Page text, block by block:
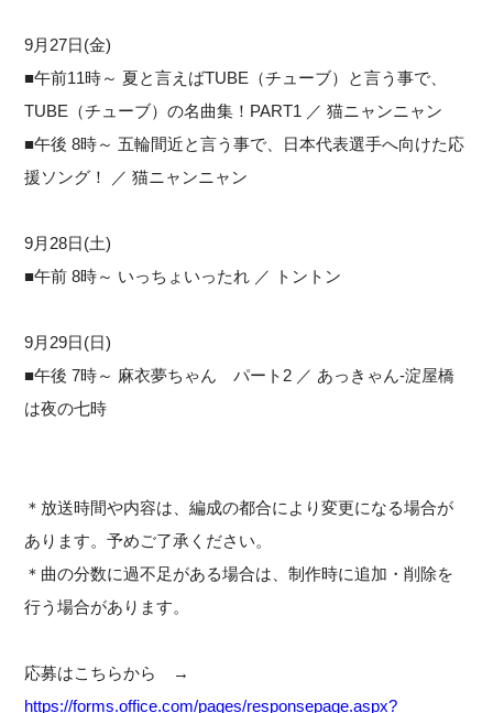
9月27日(金)
■午前11時～ 夏と言えばTUBE（チューブ）と言う事で、
TUBE（チューブ）の名曲集！PART1 ／ 猫ニャンニャン
■午後 8時～ 五輪間近と言う事で、日本代表選手へ向けた応
援ソング！ ／ 猫ニャンニャン
9月28日(土)
■午前 8時～ いっちょいったれ ／ トントン
9月29日(日)
■午後 7時～ 麻衣夢ちゃん パート2 ／ あっきゃん-淀屋橋
は夜の七時
＊放送時間や内容は、編成の都合により変更になる場合が
あります。予めご了承ください。
＊曲の分数に過不足がある場合は、制作時に追加・削除を
行う場合があります。
応募はこちらから →
https://forms.office.com/pages/responsepage.aspx?